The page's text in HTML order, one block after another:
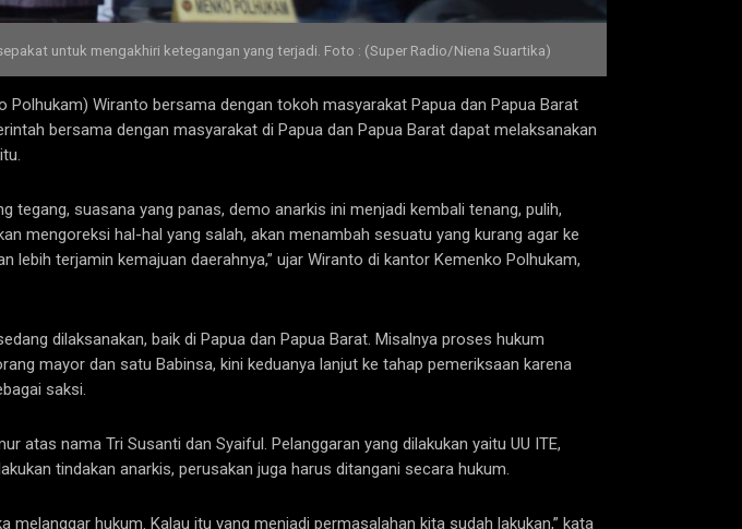
untuk mengakhiri ketegangan yang terjadi. Foto : (Super Radio/Niena Suartika)
Wiranto bersama dengan tokoh masyarakat Papua dan Papua Barat
bersama dengan masyarakat di Papua dan Papua Barat dapat melaksanakan
suasana yang panas, demo anarkis ini menjadi kembali tenang, pulih,
mengoreksi hal-hal yang salah, akan menambah sesuatu yang kurang agar ke
terjamin kemajuan daerahnya,” ujar Wiranto di kantor Kemenko Polhukam,
dilaksanakan, baik di Papua dan Papua Barat. Misalnya proses hukum
mayor dan satu Babinsa, kini keduanya lanjut ke tahap pemeriksaan karena
saksi.
atas nama Tri Susanti dan Syaiful. Pelanggaran yang dilakukan yaitu UU ITE,
tindakan anarkis, perusakan juga harus ditangani secara hukum.
hukum. Kalau itu yang menjadi permasalahan kita sudah lakukan,” kata